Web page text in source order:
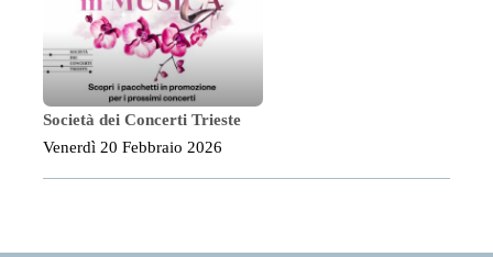
Società dei Concerti Trieste
Venerdì 20 Febbraio 2026